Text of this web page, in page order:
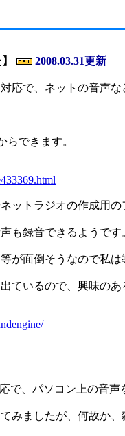
2008.03.31更新
応で、ネットの音声
できます。
ットラジオの作成用
も録音できるようです
が面倒そうなので私
ているので、興味の
で、パソコン上の音
みましたが、何故か